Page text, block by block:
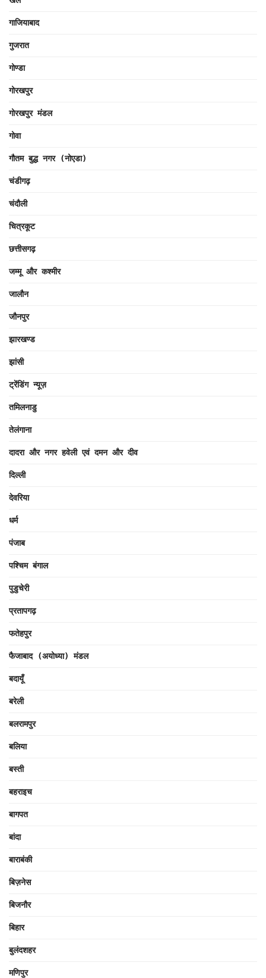
गाजियाबाद
गुजरात
गोण्डा
गोरखपुर
गोरखपुर मंडल
गोवा
गौतम बुद्ध नगर (नोएडा)
चंडीगढ़
चंदौली
चित्रकूट
छत्तीसगढ़
जम्मू और कश्मीर
जालौन
जौनपुर
झारखण्ड
झांसी
ट्रेंडिंग न्यूज़
तमिलनाडु
तेलंगाना
दादरा और नगर हवेली एवं दमन और दीव
दिल्ली
देवरिया
धर्म
पंजाब
पश्चिम बंगाल
पुडुचेरी
प्रतापगढ़
फतेहपुर
फैजाबाद (अयोध्या) मंडल
बदायूँ
बरेली
बलरामपुर
बलिया
बस्ती
बहराइच
बागपत
बांदा
बाराबंकी
बिज़नेस
बिजनौर
बिहार
बुलंदशहर
मणिपुर